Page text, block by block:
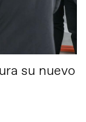
su nuevo